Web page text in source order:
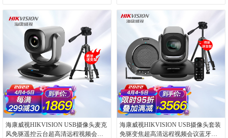
海康威视HIKVISION USB摄像头麦克
风免驱遥控云台超高清远程视频会议
海康威视HIKVISION USB摄像头套装
免驱变焦超高清远程视频会议蓝牙全